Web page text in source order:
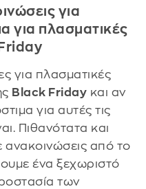
για
για πλασματικές
για πλασματικές
Black Friday και αν
για αυτές τις
Πιθανότατα και
από το
ένα ξεχωριστό
των